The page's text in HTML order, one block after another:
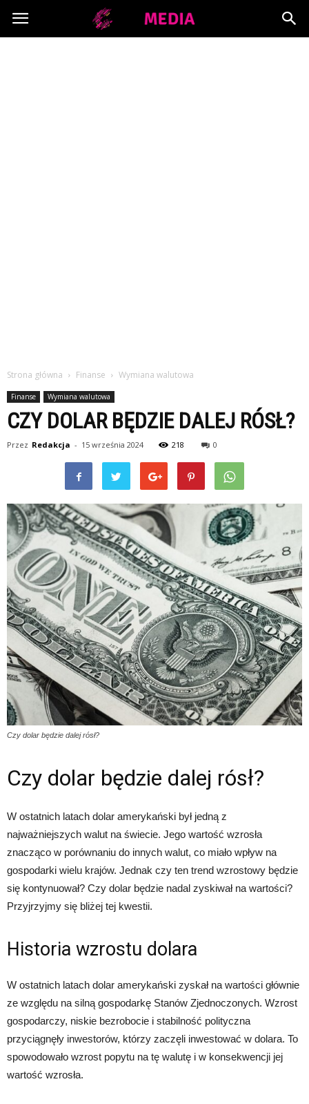
Copymedia.pl
Strona główna Finanse Wymiana walutowa
Finanse Wymiana walutowa
CZY DOLAR BĘDZIE DALEJ RÓSŁ?
Przez Redakcja - 15 września 2024 218 0
Czy dolar będzie dalej rósł?
Czy dolar będzie dalej rósł?
W ostatnich latach dolar amerykański był jedną z
najważniejszych walut na świecie. Jego wartość wzrosła
znacząco w porównaniu do innych walut, co miało wpływ na
gospodarki wielu krajów. Jednak czy ten trend wzrostowy będzie
się kontynuował? Czy dolar będzie nadal zyskiwał na wartości?
Przyjrzyjmy się bliżej tej kwestii.
Historia wzrostu dolara
W ostatnich latach dolar amerykański zyskał na wartości głównie
ze względu na silną gospodarkę Stanów Zjednoczonych. Wzrost
gospodarczy, niskie bezrobocie i stabilność polityczna
przyciągnęły inwestorów, którzy zaczęli inwestować w dolara. To
spowodowało wzrost popytu na tę walutę i w konsekwencji jej
wartość wzrosła.